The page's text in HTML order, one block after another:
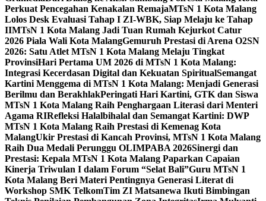
Perkuat Pencegahan Kenakalan RemajaMTsN 1 Kota Malang
Lolos Desk Evaluasi Tahap I ZI-WBK, Siap Melaju ke Tahap
IIMTsN 1 Kota Malang Jadi Tuan Rumah Kejurkot Catur
2026 Piala Wali Kota MalangGemuruh Prestasi di Arena O2SN
2026: Satu Atlet MTsN 1 Kota Malang Melaju Tingkat
ProvinsiHari Pertama UM 2026 di MTsN 1 Kota Malang:
Integrasi Kecerdasan Digital dan Kekuatan SpiritualSemangat
Kartini Menggema di MTsN 1 Kota Malang: Menjadi Generasi
Berilmu dan BerakhlakPeringati Hari Kartini, GTK dan Siswa
MTsN 1 Kota Malang Raih Penghargaan Literasi dari Menteri
Agama RIRefleksi Halalbihalal dan Semangat Kartini: DWP
MTsN 1 Kota Malang Raih Prestasi di Kemenag Kota
MalangUkir Prestasi di Kancah Provinsi, MTsN 1 Kota Malang
Raih Dua Medali Perunggu OLIMPABA 2026Sinergi dan
Prestasi: Kepala MTsN 1 Kota Malang Paparkan Capaian
Kinerja Triwulan I dalam Forum “Selat Bali”Guru MTsN 1
Kota Malang Beri Materi Pentingnya Generasi Literat di
Workshop SMK TelkomTim ZI Matsanewa Ikuti Bimbingan